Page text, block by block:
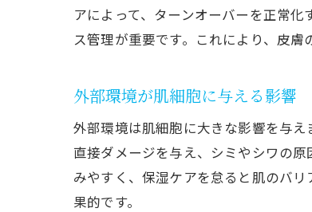
アによって、ターンオーバーを正常
ス管理が重要です。これにより、皮膚
外部環境が肌細胞に与える影響
外部環境は肌細胞に大きな影響を与
直接ダメージを与え、シミやシワの
みやすく、保湿ケアを怠ると肌のバ
果的です。